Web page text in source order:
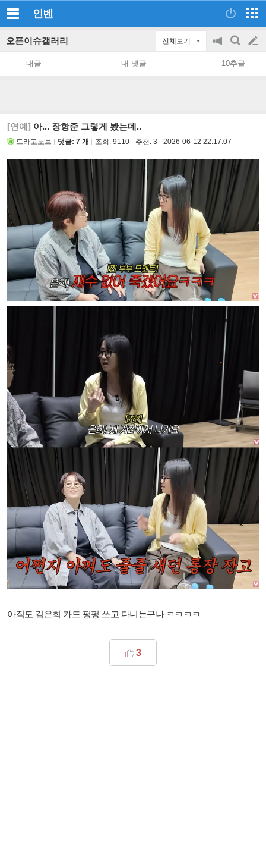
인벤
오픈이슈갤러리 전체보기
공
지
on/off
검
색
글
쓰
내글 내 댓글 10추글
[연예] 아... 장항준 그렇게 봤는데..
드라고노브 댓글: 7 개 조회: 9110 추천: 3 2026-06-12 22:17:07
아직도 김은희 카드 펑펑 쓰고 다니는구나 ㅋㅋㅋㅋ
3